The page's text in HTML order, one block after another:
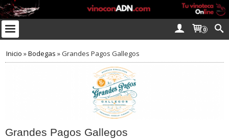
0
Inicio »Bodegas »Grandes Pagos Gallegos
Grandes Pagos Gallegos